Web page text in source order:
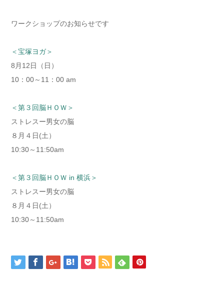
ワークショップのお知らせです
＜宝塚ヨガ＞
8月12日（日）
10：00～11：00 am
＜第３回脳ＨＯＷ＞
ストレスー男女の脳
８月４日(土）
10:30～11:50am
＜第３回脳ＨＯＷ in 横浜＞
ストレスー男女の脳
８月４日(土）
10:30～11:50am